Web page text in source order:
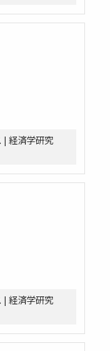
| 経済学研究
| 経済学研究